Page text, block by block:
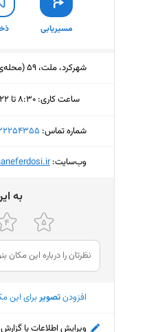
مسیریابی
شهرکرد، ملت، 59 (محله‌ی مجتمع فن آوران)
ساعت کاری: ۸:۳۰ تا ۲۲
شنبه (امروز)
چهارشنبه
پنجشنبه
جمعه
شماره تماس:
وب‌سایت:
ﺑﻪ
افزودنتصویربرای این
ویرایش اطلاعات یا